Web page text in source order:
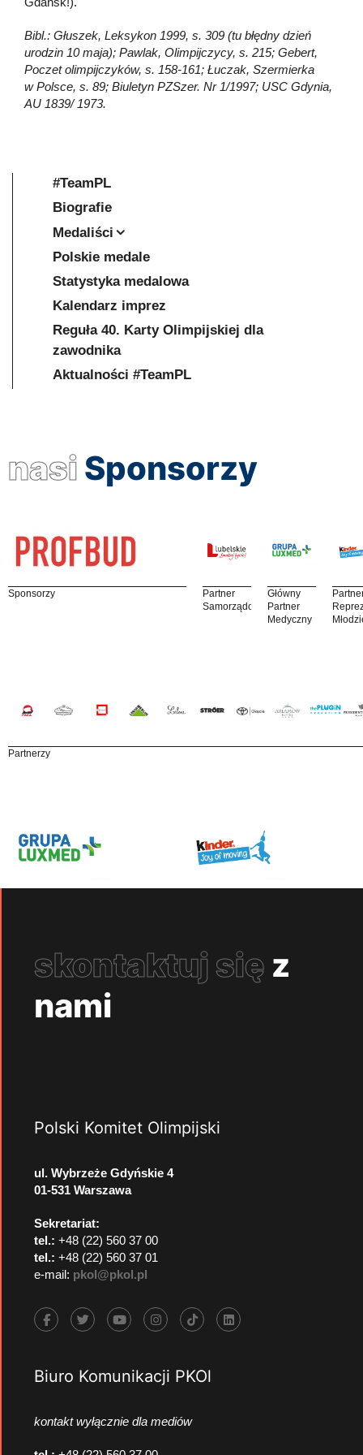
Bibl.: Głuszek, Leksykon 1999, s. 309 (tu błędny dzień
urodzin 10 maja); Pawlak, Olimpijczycy, s. 215; Gebert,
Poczet olimpijczyków, s. 158-161; Łuczak, Szermierka
w Polsce, s. 89; Biuletyn PZSzer. Nr 1/1997; USC Gdynia,
AU 1839/ 1973.
#TeamPL
Biografie
Medaliści
Polskie medale
Statystyka medalowa
Kalendarz imprez
Reguła 40. Karty Olimpijskiej dla
zawodnika
Aktualności #TeamPL
nasi Sponsorzy
Sponsorzy
Partner
Samorządowy
Główny
Partner
Medyczny
Partnerzy
skontaktuj się z
nami
Polski Komitet Olimpijski
ul. Wybrzeże Gdyńskie 4
01-531 Warszawa
Sekretariat:
tel.: +48 (22) 560 37 00
tel.: +48 (22) 560 37 01
e-mail: pkol@pkol.pl
Biuro Komunikacji PKOl
kontakt wyłącznie dla mediów